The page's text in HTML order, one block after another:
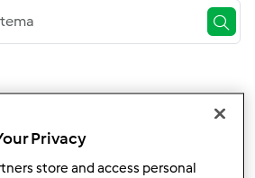
Privacy
store and access personal